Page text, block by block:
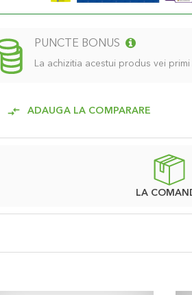
PUNCTE BONUS
La achizitia acestui produs vei primi
ADAUGA LA COMPARARE
LA